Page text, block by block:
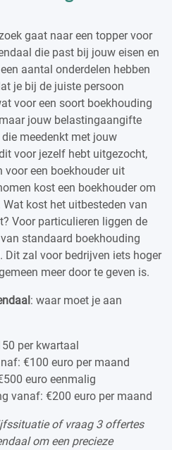
gaat naar een topper voor
die past bij jouw eisen en
aantal onderdelen hebben
je bij de juiste persoon
voor een soort boekhouding
jouw belastingaangifte
meedenkt met jouw
voor jezelf hebt uitgezocht,
voor een boekhouder uit
kost een boekhouder om
kost het uitbesteden van
Voor particulieren liggen de
standaard boekhouding
Dit zal voor bedrijven iets hoger
meer door te geven is.
: waar moet je aan
per kwartaal
€100 euro per maand
euro eenmalig
vanaf: €200 euro per maand
of vraag 3 offertes
om een precieze